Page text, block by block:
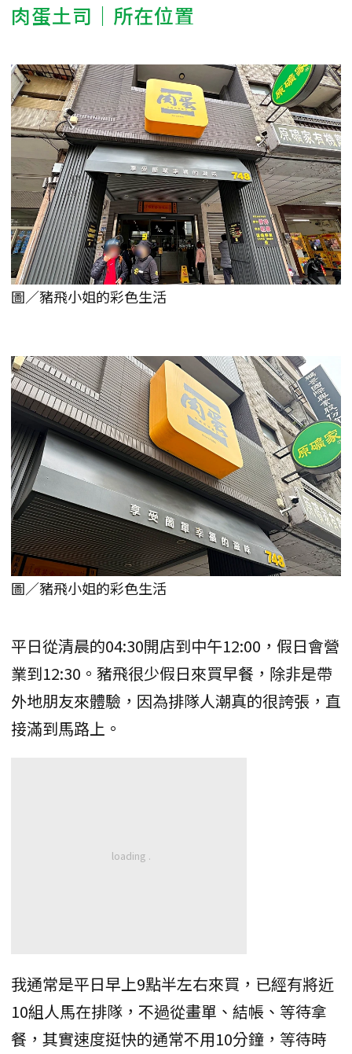
肉蛋土司｜所在位置
圖／豬飛小姐的彩色生活
圖／豬飛小姐的彩色生活
平日從清晨的04:30開店到中午12:00，假日會營
業到12:30。豬飛很少假日來買早餐，除非是帶
外地朋友來體驗，因為排隊人潮真的很誇張，直
接滿到馬路上。
我通常是平日早上9點半左右來買，已經有將近
10組人馬在排隊，不過從畫單、結帳、等待拿
餐，其實速度挺快的通常不用10分鐘，等待時